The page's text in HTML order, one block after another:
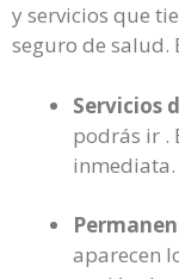
y servicios que
seguro de salud.
Servicios
podrás ir .
inmediata.
aparecen